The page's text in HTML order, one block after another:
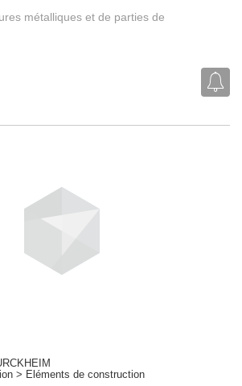
métalliques et de parties de
> Eléments de construction